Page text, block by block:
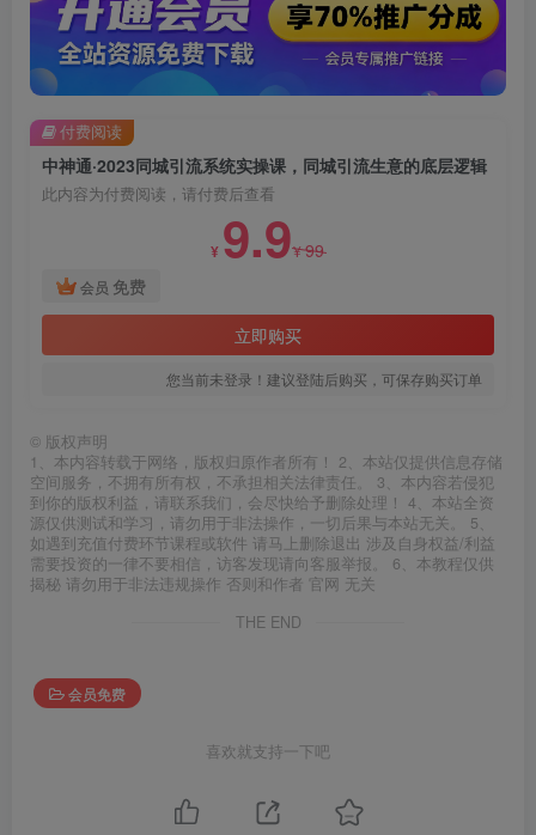
中神通·2023同城引流系统实操课，同城引流生意的底层逻辑
此内容为付费阅读，请付费后查看
¥ 9.9¥99
会员 免费
立即购买
您当前未登录！建议登陆后购买，可保存购买订单
付费阅读
© 版权声明
1、本内容转载于网络，版权归原作者所有！ 2、本站仅提供信息存储
空间服务，不拥有所有权，不承担相关法律责任。 3、本内容若侵犯
到你的版权利益，请联系我们，会尽快给予删除处理！ 4、本站全资
源仅供测试和学习，请勿用于非法操作，一切后果与本站无关。 5、
如遇到充值付费环节课程或软件 请马上删除退出 涉及自身权益/利益
需要投资的一律不要相信，访客发现请向客服举报。 6、本教程仅供
揭秘 请勿用于非法违规操作 否则和作者 官网 无关
THE END
会员免费
喜欢就支持一下吧